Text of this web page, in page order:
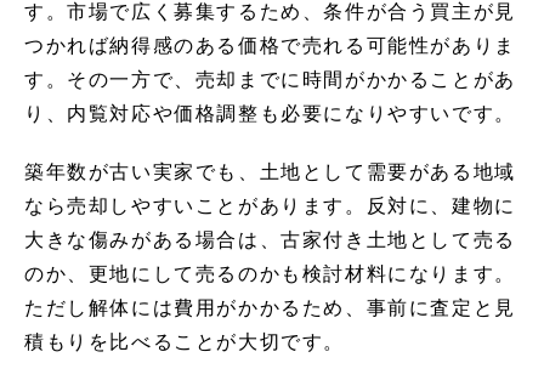
す。市場で広く募集するため、条件が合う買主が見
つかれば納得感のある価格で売れる可能性がありま
す。その一方で、売却までに時間がかかることがあ
り、内覧対応や価格調整も必要になりやすいです。
築年数が古い実家でも、土地として需要がある地域
なら売却しやすいことがあります。反対に、建物に
大きな傷みがある場合は、古家付き土地として売る
のか、更地にして売るのかも検討材料になります。
ただし解体には費用がかかるため、事前に査定と見
積もりを比べることが大切です。